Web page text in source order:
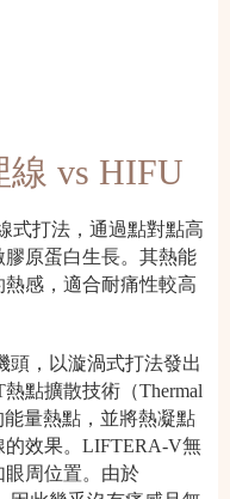
vs HIFU
式打法，通過點對點高
原蛋白生長。其熱能
感，適合耐痛性較高
頭，以漩渦式打法發出
點擴散技術（Thermal
能量熱點，並將熱凝點
效果。LIFTERA-V無
周位置。由於